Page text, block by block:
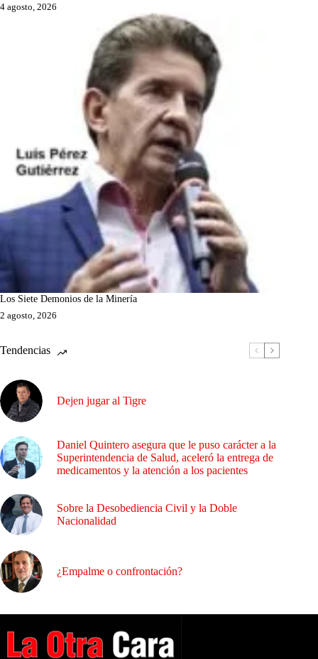
4 agosto, 2026
Los Siete Demonios de la Minería
2 agosto, 2026
Tendencias
Dejen jugar al Tigre
Daniel Quintero asegura que le puso carácter a la
Superintendencia de Salud, aceleró la entrega de
medicamentos y la atención a los pacientes
Sobre la Desobediencia Civil y la Doble
Nacionalidad
¿Empalme o confrontación?